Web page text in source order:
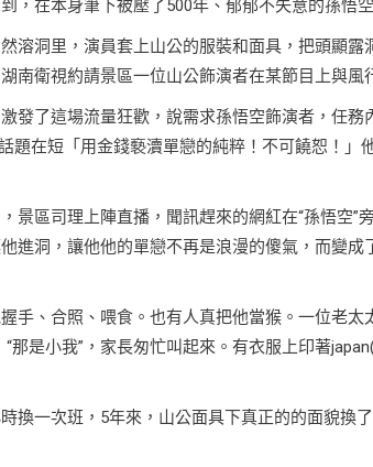
，在本身筆下被壓了500年、郁郁不失意的孫悟空
溶洞里，演員套上山公的服裝和面具，把頭顯
南衛視約請景區一位山公飾演者在某節目上與風
發了這場流量狂歡，說需求孫悟空飾演者，任
題在短「用金錢褻瀆單戀的純粹！不可饒恕！
景區司理上陣直播，聞訊趕來的網紅在“孫悟空”
進洞，讓他他的單戀不再是浪漫的傻氣，而變
手、合照、喂食。也有人真把他當猴。一位老
那是小我”，家長匆忙叫起來。有衣服上印著
換一次班，5年來，山公面具下真正的的面貌換